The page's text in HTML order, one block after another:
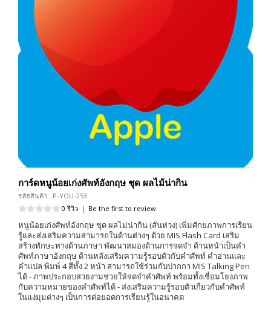
การ์ดหนูน้อยเก่งศัพท์อังกฤษ ชุด ผลไม้น่ากิน
รหัสสินค้า : P-YOU-253
0 รีวิว | Be the first to review
หนูน้อยเก่งศัพท์อังกฤษ ชุด ผลไม่น่ากิน (สันห่วง) เพิ่มศักยภาพการเรียน
รู้และส่งเสริมความสามารถในด้านต่างๆ ด้วย MIS Flash Card เสริม
สร้างทักษะทางด้านภาษา พัฒนาสมองด้านการจดจำ ด้านหน้าเป็นคำ
ศัพท์ภาษาอังกฤษ ด้านหลังเสริมความรู้รอบตัวกับคำศัพท์ คำอ่านและ
คำแปล พิมพ์ 4 สีทั้ง 2 หน้า สามารถใช้ร่วมกับปากกา MIS Talking Pen
ได้ - ภาพประกอบสวยงามช่วยให้จดจำคำศัพท์ พร้อมทั้งเชื่อมโยงภาพ
กับความหมายของคำศัพท์ได้ - ส่งเสริมความรู้รอบตัวเกี่ยวกับคำศัพท์
ในแง่มุมต่างๆ เป็นการต่อยอดการเรียนรู้ในอนาคต